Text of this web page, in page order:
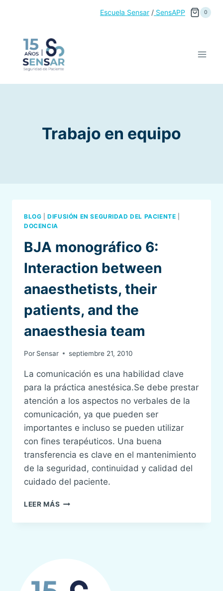
Escuela Sensar/SensAPP 0
Trabajo en equipo
BLOG |DIFUSIÓN EN SEGURIDAD DEL PACIENTE
DOCENCIA
BJA monográfico 6:
Interaction between
anaesthetists, their
patients, and the
anaesthesia team
Por Sensar septiembre 21, 2010
La comunicación es una habilidad clave
para la práctica anestésica.Se debe prestar
atención a los aspectos no verbales de la
comunicación, ya que pueden ser
importantes e incluso se pueden utilizar
con fines terapéuticos. Una buena
transferencia es clave en el mantenimiento
de la seguridad, continuidad y calidad del
cuidado del paciente.
LEER MÁS BJA
6:
AND